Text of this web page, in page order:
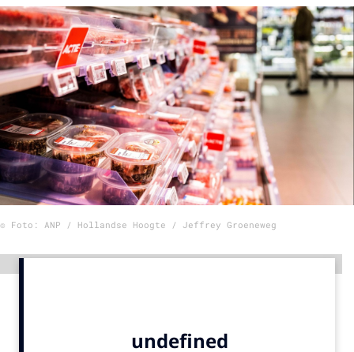
Menu
Home
9 sept: GenAI-training
12 nov: MarketingLive!
Adverteren
Events
Academy
© Foto: ANP / Hollandse Hoogte / Jeffrey Groeneweg